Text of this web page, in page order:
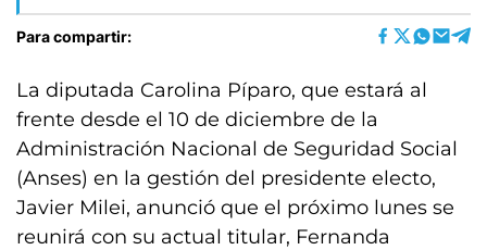
Para compartir:
La diputada Carolina Píparo, que estará al
frente desde el 10 de diciembre de la
Administración Nacional de Seguridad Social
(Anses) en la gestión del presidente electo,
Javier Milei, anunció que el próximo lunes se
reunirá con su actual titular, Fernanda